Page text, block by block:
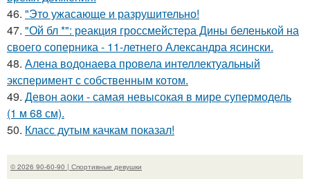
46. "Это ужасающе и разрушительно!
47. "Ой бл *": реакция гроссмейстера Дины беленькой на
своего соперника - 11-летнего Александра ясински.
48. Алена водонаева провела интеллектуальный
эксперимент с собственным котом.
49. Девон аоки - самая невысокая в мире супермодель
(1 м 68 см).
50. Класс дутым качкам показал!
© 2026 90-60-90 | Спортивные девушки